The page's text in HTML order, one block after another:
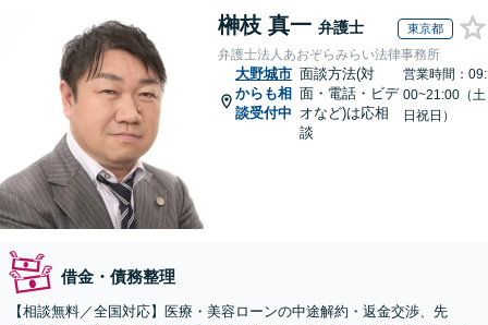
榊枝 真一 弁護士 東京都
弁護士法人あおぞらみらい法律事務所
大野城市
からも相
談受付中
面談方法(対
面・電話・ビデ
オなど)は応相
談
営業時間：09:
00~21:00（土
日祝日）
借金・債務整理
【相談無料／全国対応】医療・美容ローンの中途解約・返金交渉、先